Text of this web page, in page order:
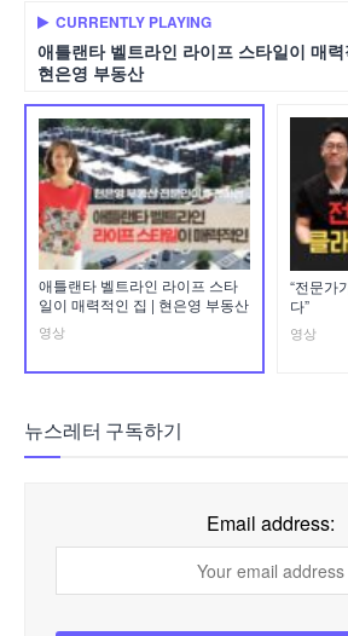
CURRENTLY PLAYING
애틀랜타 벨트라인 라이프 스타일이 매
현은영 부동산
애틀랜타 벨트라인 라이프 스타
일이 매력적인 집 | 현은영 부동산
영상
“전문가
다”
영상
뉴스레터 구독하기
Email address: